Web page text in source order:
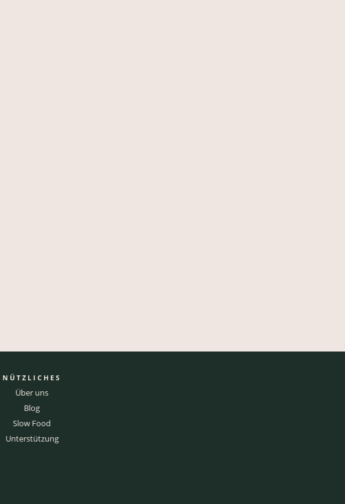
NÜTZLICHES
Über uns
Blog
Slow Food
Unterstützung